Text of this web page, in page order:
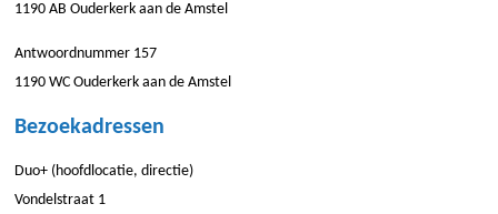
1190 AB Ouderkerk aan de Amstel
Antwoordnummer 157
1190 WC Ouderkerk aan de Amstel
Bezoekadressen
Duo+ (hoofdlocatie, directie)
Vondelstraat 1